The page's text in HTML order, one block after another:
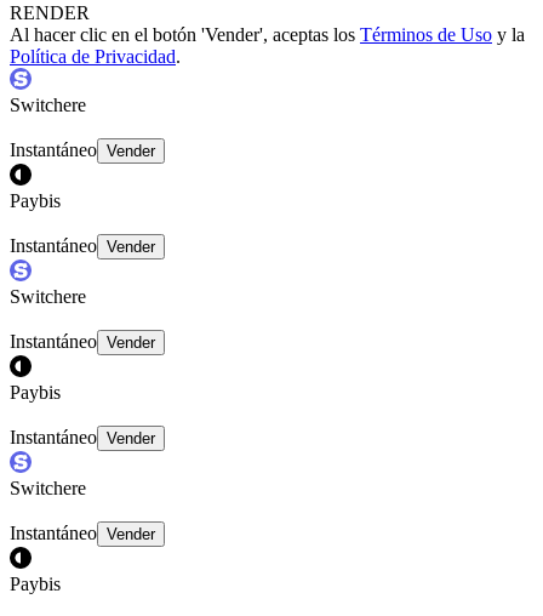
RENDER
Al hacer clic en el botón 'Vender', aceptas los Términos de Uso y la
Política de Privacidad.
Switchere
Instantáneo Vender
Paybis
Instantáneo Vender
Switchere
Instantáneo Vender
Paybis
Instantáneo Vender
Switchere
Instantáneo Vender
Paybis